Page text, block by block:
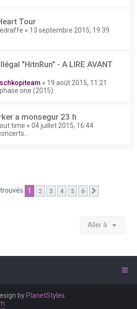
Tour
edraffe « 13 septembre 2015, 19:39
"HitnRun" - A LIRE AVANT
schkopiteam « 19 août 2015, 11:21
phase one (2015)
a monsegur 23 h
out time « 04 juillet 2015, 16:44
1 2 3 4 5 6
Aller à
by PlanetStyles